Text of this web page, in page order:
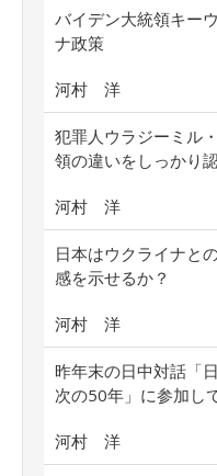
バイデン大統領キー
ナ政策
河村 洋
犯罪人ウラジーミル
領の違いをしっかり
河村 洋
日本はウクライナと
感を示せるか？
河村 洋
昨年末の日中対話「
次の50年」に参加し
河村 洋